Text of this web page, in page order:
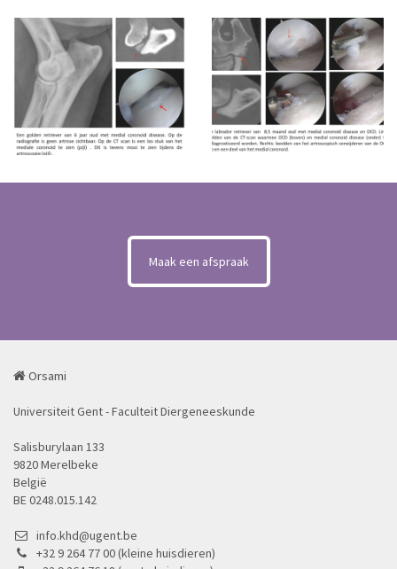
Maak een afspraak
Orsami
Universiteit Gent - Faculteit Diergeneeskunde
Salisburylaan 133
9820 Merelbeke
België
BE 0248.015.142
info.khd@ugent.be
+32 9 264 77 00 (kleine huisdieren)